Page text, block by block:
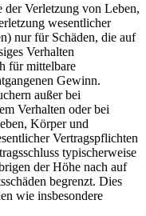
der Verletzung von Leben,
wesentlicher
nur für Schäden, die auf
Verhalten
für mittelbare
Gewinn.
außer bei
Verhalten oder bei
Körper und
Vertragspflichten
typischerweise
der Höhe nach auf
begrenzt. Dies
wie insbesondere